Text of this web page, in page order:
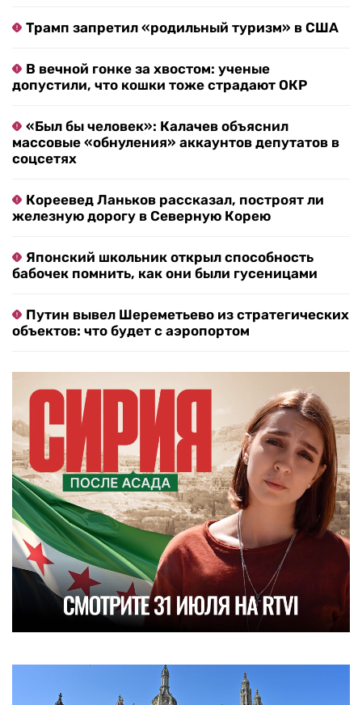
Трамп запретил «родильный туризм» в США
В вечной гонке за хвостом: ученые
допустили, что кошки тоже страдают ОКР
«Был бы человек»: Калачев объяснил
массовые «обнуления» аккаунтов депутатов в
соцсетях
Кореевед Ланьков рассказал, построят ли
железную дорогу в Северную Корею
Японский школьник открыл способность
бабочек помнить, как они были гусеницами
Путин вывел Шереметьево из стратегических
объектов: что будет с аэропортом